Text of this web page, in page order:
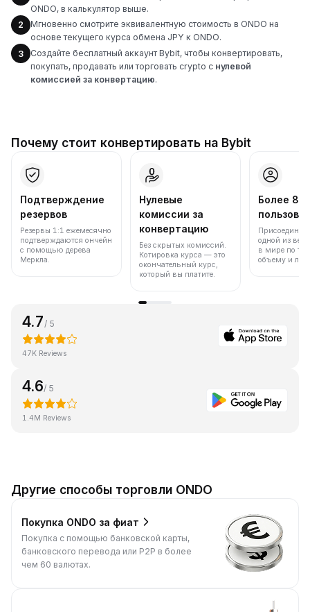
ONDO, в калькулятор выше.
2
Мгновенно смотрите эквивалентную стоимость в ONDO на
основе текущего курса обмена JPY к ONDO.
3
Создайте бесплатный аккаунт Bybit, чтобы конвертировать,
покупать, продавать или торговать crypto с нулевой
комиссией за конвертацию.
Почему стоит конвертировать на Bybit
Подтверждение
резервов
Резервы 1:1 ежемесячно
подтверждаются ончейн
с помощью дерева
Меркла.
Нулевые
комиссии за
конвертацию
Без скрытых комиссий.
Котировка курса — это
окончательный курс,
который вы платите.
Более 86
одной из
в мире по
объему и
4.7 / 5
47K Reviews
4.6/ 5
1.4M Reviews
Другие способы торговли ONDO
Покупка ONDO за фиат
Покупка с помощью банковской карты,
банковского перевода или P2P в более
чем 60 валютах.